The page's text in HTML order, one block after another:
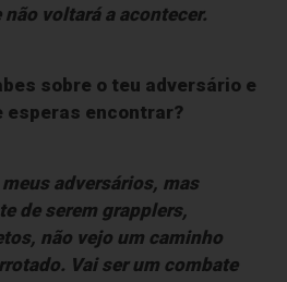
voltará a acontecer.
sobre o teu adversário e
esperas encontrar?
adversários, mas
de serem grapplers,
não vejo um caminho
Vai ser um combate